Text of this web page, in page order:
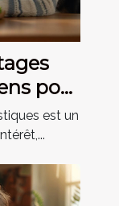
pour
est un